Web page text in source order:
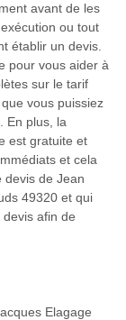
avant de les
ou tout
établir un devis.
pour vous aider à
sur le tarif
vous puissiez
En plus, la
est gratuite et
et cela
devis de Jean
49320 et qui
afin de
Elagage